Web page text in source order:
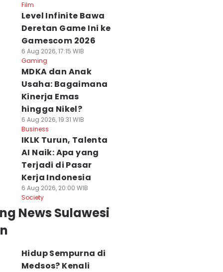
Film
Level Infinite Bawa
Deretan Game Ini ke
Gamescom 2026
6 Aug 2026, 17:15 WIB
Gaming
MDKA dan Anak
Usaha: Bagaimana
Kinerja Emas
hingga Nikel?
6 Aug 2026, 19:31 WIB
Business
IKLK Turun, Talenta
AI Naik: Apa yang
Terjadi di Pasar
Kerja Indonesia
6 Aug 2026, 20:00 WIB
Society
News Sulawesi
Hidup Sempurna di
Medsos? Kenali